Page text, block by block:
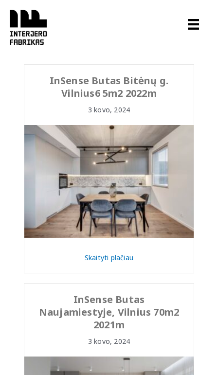
turinio
InSense Butas Bitėnų g.
Vilnius6 5m2 2022m
3 kovo, 2024
Skaityti plačiau
InSense Butas
Naujamiestyje, Vilnius 70m2
2021m
3 kovo, 2024